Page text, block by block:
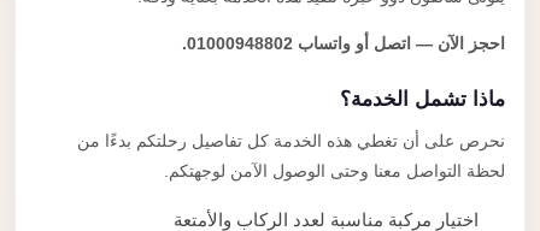
احجز الآن — اتصل أو واتساب 01000948802.
ماذا تشمل الخدمة؟
نحرص على أن تغطي هذه الخدمة كل تفاصيل رحلتكم بدءًا من
لحظة التواصل معنا وحتى الوصول الآمن لوجهتكم.
اختيار مركبة مناسبة لعدد الركاب والأمتعة